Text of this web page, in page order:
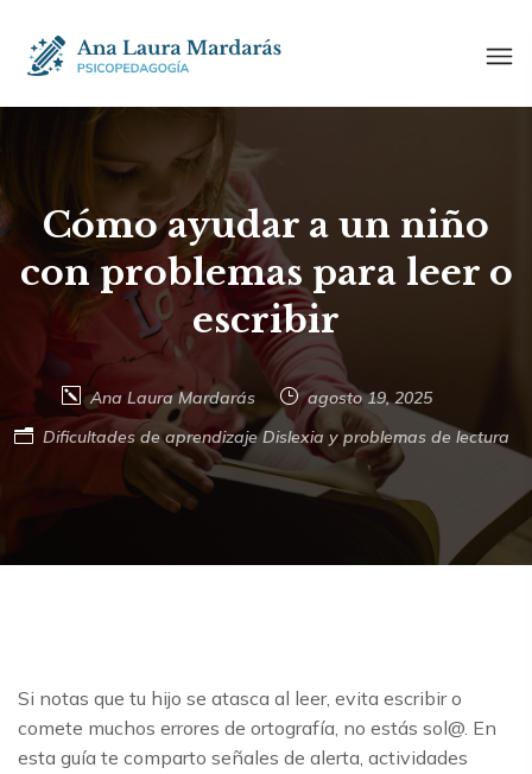
Cómo ayudar a un niño
con problemas para leer o
escribir
Ana Laura Mardarás
agosto 19, 2025
Dificultades de aprendizaje Dislexia y problemas de lectura
Si notas que tu hijo se atasca al leer, evita escribir o
comete muchos errores de ortografía, no estás sol@. En
esta guía te comparto señales de alerta, actividades